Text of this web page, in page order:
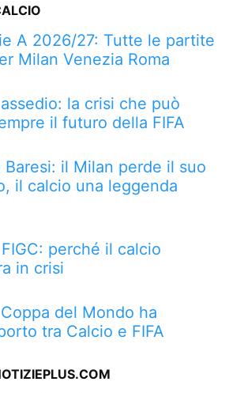
A 2026/27: Tutte le partite
Milan Venezia Roma
la crisi che può
il futuro della FIFA
Baresi: il Milan perde il suo
il calcio una leggenda
perché il calcio
in crisi
del Mondo ha
tra Calcio e FIFA